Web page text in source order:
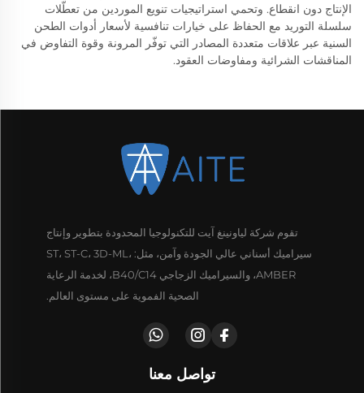
الإنتاج دون انقطاع. وتحمي استراتيجيات تنويع الموردين من تعطّلات
سلسلة التوريد مع الحفاظ على خيارات تنافسية لأسعار أدوات الطحن
السنية عبر علاقات متعددة المصادر التي توفّر المرونة وقوة التفاوض في
المناقشات الشرائية ومفاوضات العقود.
تقوم شركة لياونينغ آيت للتكنولوجيا المحدودة بتطوير وإنتاج
سيراميك أسناني عالي الجودة وآمن، مثل: ST، ST-C، 3D-ML،
AMBER، والسيراميك الزجاجي B40/C14، لخدمة الرعاية
الصحية الفموية على مستوى العالم.
تواصل معنا